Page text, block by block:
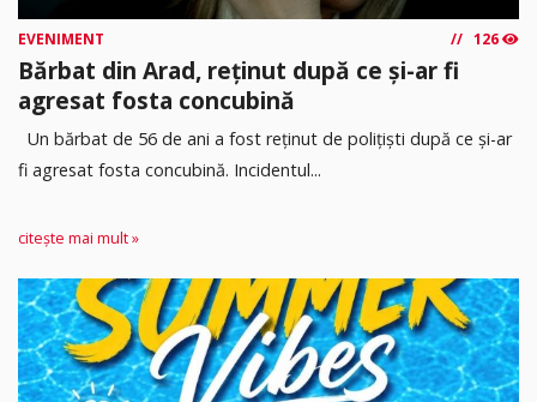
EVENIMENT 126
Bărbat din Arad, reținut după ce și-ar fi
agresat fosta concubină
Un bărbat de 56 de ani a fost reținut de polițiști după ce și-ar
fi agresat fosta concubină. Incidentul...
citește mai mult »